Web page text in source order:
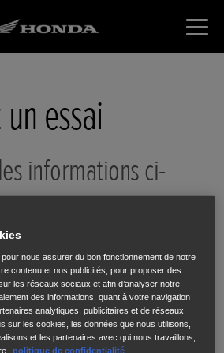
essai
informations ci-
CB1000R
Vos
coordonnées
nous assurer du bon fonctionnement de notre
contenu et nos publicités, pour proposer des
les réseaux sociaux et afin d’analyser notre
des informations, quant à votre navigation
analytiques, publicitaires et de réseaux
sur les cookies, les données que nous utilisons,
et les partenaires avec qui nous travaillons,
politique de confidentialité